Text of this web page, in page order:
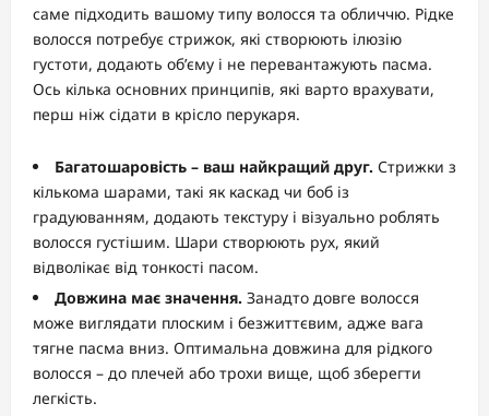
саме підходить вашому типу волосся та обличчю. Рідке
волосся потребує стрижок, які створюють ілюзію
густоти, додають об’єму і не перевантажують пасма.
Ось кілька основних принципів, які варто врахувати,
перш ніж сідати в крісло перукаря.
Багатошаровість – ваш найкращий друг. Стрижки з
кількома шарами, такі як каскад чи боб із
градуюванням, додають текстуру і візуально роблять
волосся густішим. Шари створюють рух, який
відволікає від тонкості пасом.
Довжина має значення. Занадто довге волосся
може виглядати плоским і безжиттєвим, адже вага
тягне пасма вниз. Оптимальна довжина для рідкого
волосся – до плечей або трохи вище, щоб зберегти
легкість.